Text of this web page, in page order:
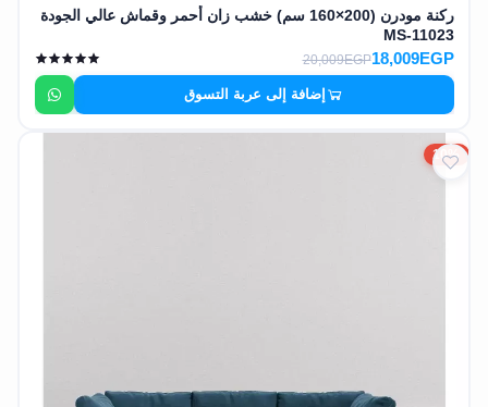
ركنة مودرن (200×160 سم) خشب زان أحمر وقماش عالي الجودة
MS-11023
18,009EGP
20,009EGP
إضافة إلى عربة التسوق
10%